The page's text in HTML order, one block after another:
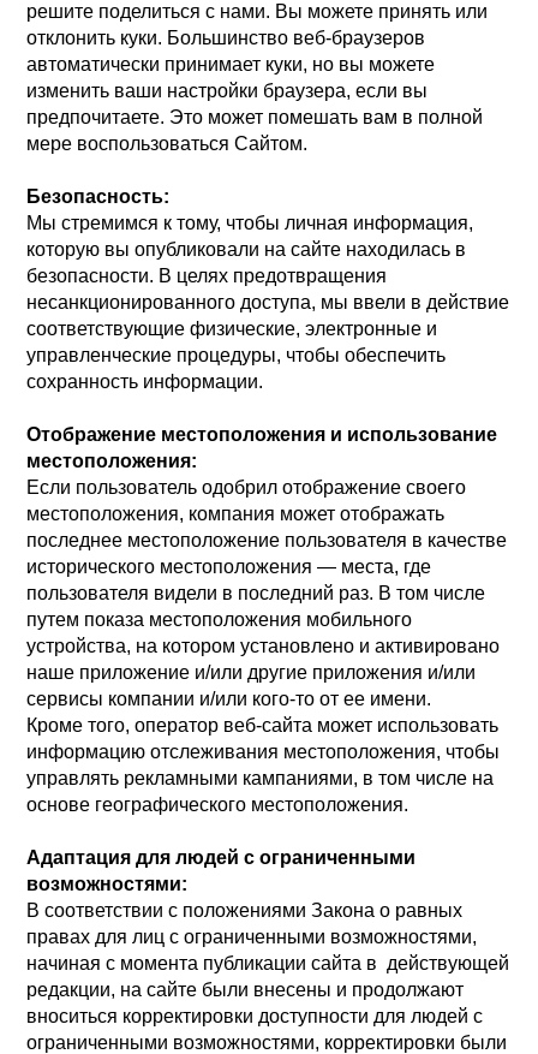
решите поделиться с нами. Вы можете принять или
отклонить куки. Большинство веб-браузеров
автоматически принимает куки, но вы можете
изменить ваши настройки браузера, если вы
предпочитаете. Это может помешать вам в полной
мере воспользоваться Сайтом.
Безопасность:
Мы стремимся к тому, чтобы личная информация,
которую вы опубликовали на сайте находилась в
безопасности. В целях предотвращения
несанкционированного доступа, мы ввели в действие
соответствующие физические, электронные и
управленческие процедуры, чтобы обеспечить
сохранность информации.
Отображение местоположения и использование
местоположения:
Если пользователь одобрил отображение своего
местоположения, компания может отображать
последнее местоположение пользователя в качестве
исторического местоположения — места, где
пользователя видели в последний раз. В том числе
путем показа местоположения мобильного
устройства, на котором установлено и активировано
наше приложение и/или другие приложения и/или
сервисы компании и/или кого-то от ее имени.
Кроме того, оператор веб-сайта может использовать
информацию отслеживания местоположения, чтобы
управлять рекламными кампаниями, в том числе на
основе географического местоположения.
Адаптация для людей с ограниченными
возможностями:
В соответствии с положениями Закона о равных
правах для лиц с ограниченными возможностями,
начиная с момента публикации сайта в действующей
редакции, на сайте были внесены и продолжают
вноситься корректировки доступности для людей с
ограниченными возможностями, корректировки были